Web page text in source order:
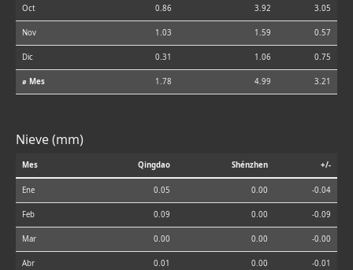
Oct 0.86 3.92 3.05
Nov 1.03 1.59 0.57
Dic 0.31 1.06 0.75
⌀ Mes 1.78 4.99 3.21
Nieve (mm)
Mes Qingdao Shénzhen +/-
Ene 0.05 0.00 -0.04
Feb 0.09 0.00 -0.09
Mar 0.00 0.00 -0.00
Abr 0.01 0.00 -0.01